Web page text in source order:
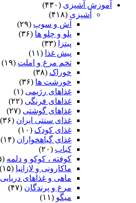
آموزش آشپزی (۴۳۰)
آشپزی (۴۱۸)
آش و سوپ (۲۹)
پلو و چلو ها (۳۶)
پیتزا
(۳۳)
پیش غذا (۱۱)
تخم مرغ و املت (۱۹)
خوراک (۳۸)
خورشت ها (۳۶)
غذاهای رژیمی (۱)
غذاهای فرنگی (۲۲)
غذاهای گوشتی (۲۷)
غذای سنتی ایران (۳۶)
غذای کودک (۱۰)
غذای گیاهخواران (۱۴)
کباب (۲۰)
کوفته ، کوکو و دلمه (۴۵)
ماکارونی و لازانیا (۱۵)
ماهی و غذاهای دریایی
مرغ و پرندگان (۴۷)
میگو (۱۱)